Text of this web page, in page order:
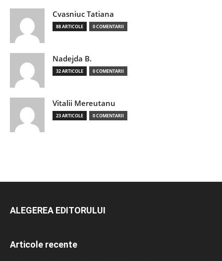
Cvasniuc Tatiana
88 ARTICOLE 0 COMENTARII
Nadejda B.
32 ARTICOLE 0 COMENTARII
Vitalii Mereutanu
23 ARTICOLE 0 COMENTARII
ALEGEREA EDITORULUI
Articole recente